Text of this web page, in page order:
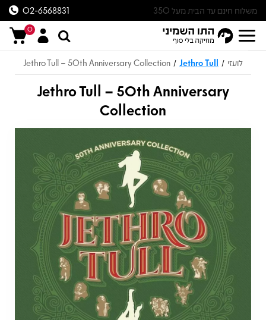
משלוח חינם עד הבית מעל 350
ש״ח
02-6568831
0
לועזי /
Jethro Tull
/
Jethro Tull – 50th Anniversary Collection
Jethro Tull – 50th Anniversary
Collection